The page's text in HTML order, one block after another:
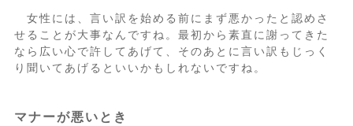
女性には、言い訳を始める前にまず悪かったと認めさ
せることが大事なんですね。最初から素直に謝ってきた
なら広い心で許してあげて、そのあとに言い訳もじっく
り聞いてあげるといいかもしれないですね。
マナーが悪いとき